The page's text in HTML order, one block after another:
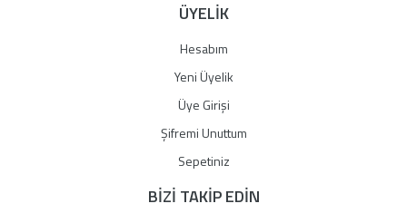
ÜYELİK
Hesabım
Yeni Üyelik
Üye Girişi
Şifremi Unuttum
Sepetiniz
BİZİ TAKİP EDİN